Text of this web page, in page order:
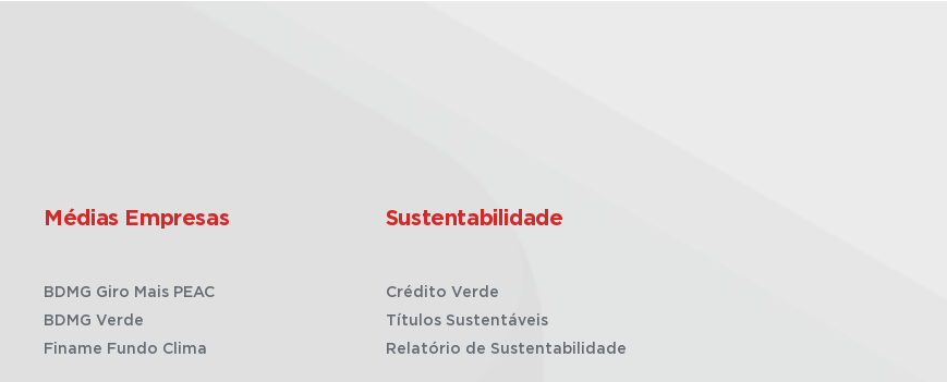
Médias Empresas
BDMG Giro Mais PEAC
BDMG Verde
Finame Fundo Clima
Sustentabilidade
Crédito Verde
Títulos Sustentáveis
Relatório de Sustentabilidade